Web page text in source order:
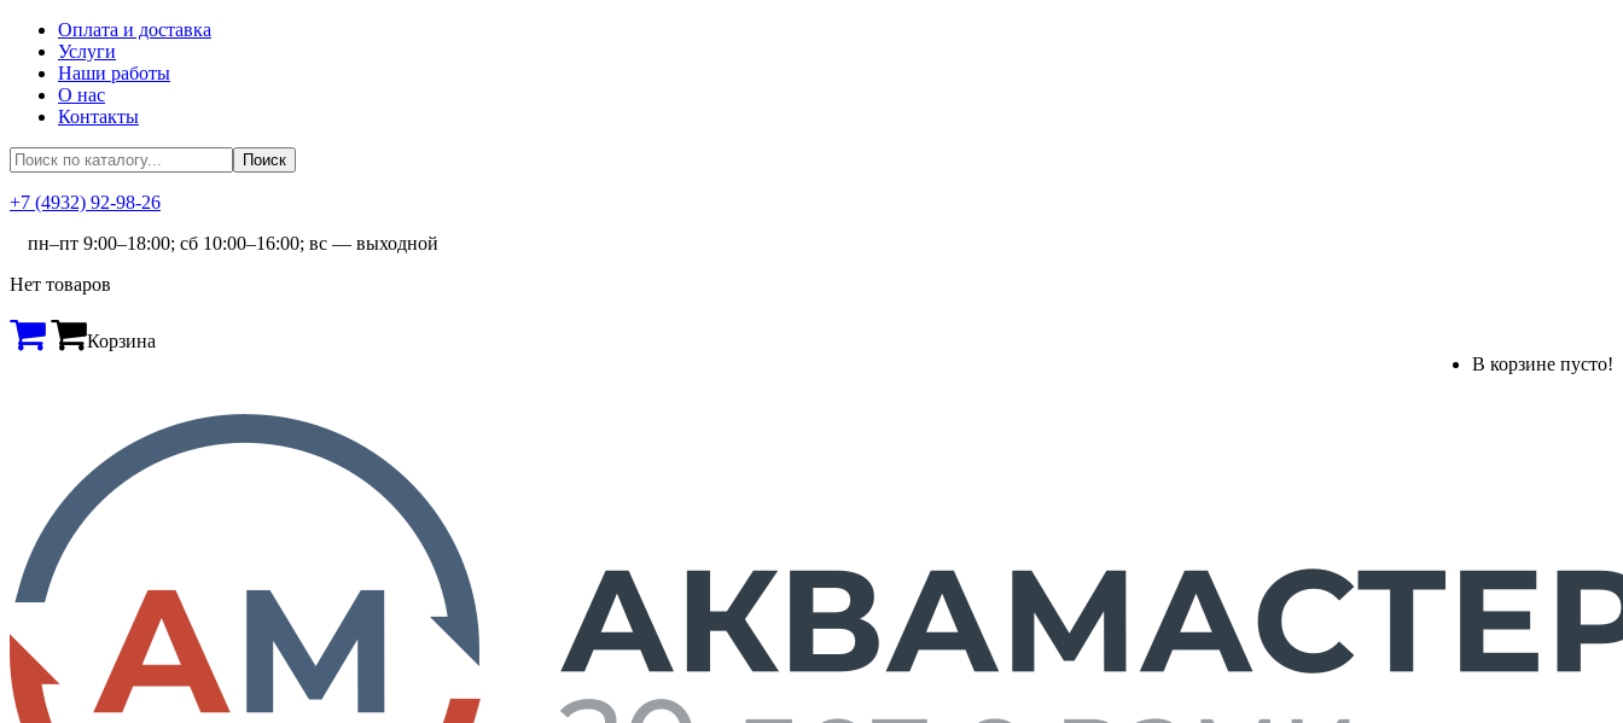
Оплата и доставка
Услуги
Наши работы
О нас
Контакты
+7 (4932) 92-98-26
пн–пт 9:00–18:00; сб 10:00–16:00; вс — выходной
Нет товаров
Корзина
В корзине пусто!